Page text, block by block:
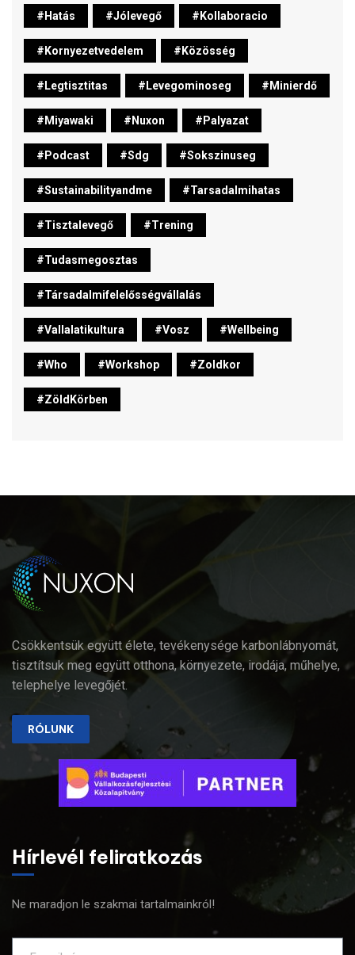
#hatás #jólevegő #kollaboracio
#kornyezetvedelem #közösség
#legtisztitas #levegominoseg #minierdő
#miyawaki #nuxon #palyazat
#podcast #sdg #sokszinuseg
#sustainabilityandme #tarsadalmihatas
#tisztalevegő #trening
#tudasmegosztas
#társadalmifelelősségvállalás
#vallalatikultura #vosz #wellbeing
#who #workshop #zoldkor
#ZöldKörben
Csökkentsük együtt élete, tevékenysége karbonlábnyomát,
tisztítsuk meg együtt otthona, környezete, irodája, műhelye,
telephelye levegőjét.
RÓLUNK
Hírlevél feliratkozás
Ne maradjon le szakmai tartalmainkról!